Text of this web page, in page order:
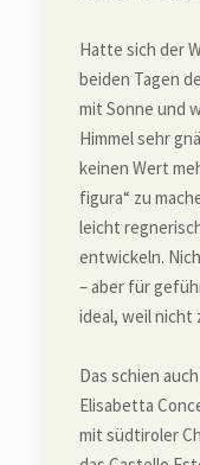
Hatte sich der
beiden Tagen
mit Sonne und
Himmel sehr
keinen Wert
figura“ zu
leicht
entwickeln.
– aber für
ideal, weil nicht
Das schien
Elisabetta
mit südtiroler